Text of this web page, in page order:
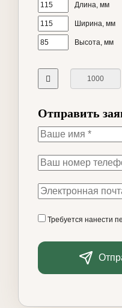
Длина, мм
Ширина, мм
Высота, мм
Отправить
Требуется нанести